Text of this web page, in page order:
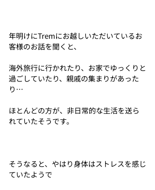
年明けにTremにお越しいただいているお
客様のお話を聞くと、
海外旅行に行かれたり、お家でゆっくりと
過ごしていたり、親戚の集まりがあった
り…
ほとんどの方が、非日常的な生活を送ら
れていたそうです。
そうなると、やはり身体はストレスを感じ
ていたようで